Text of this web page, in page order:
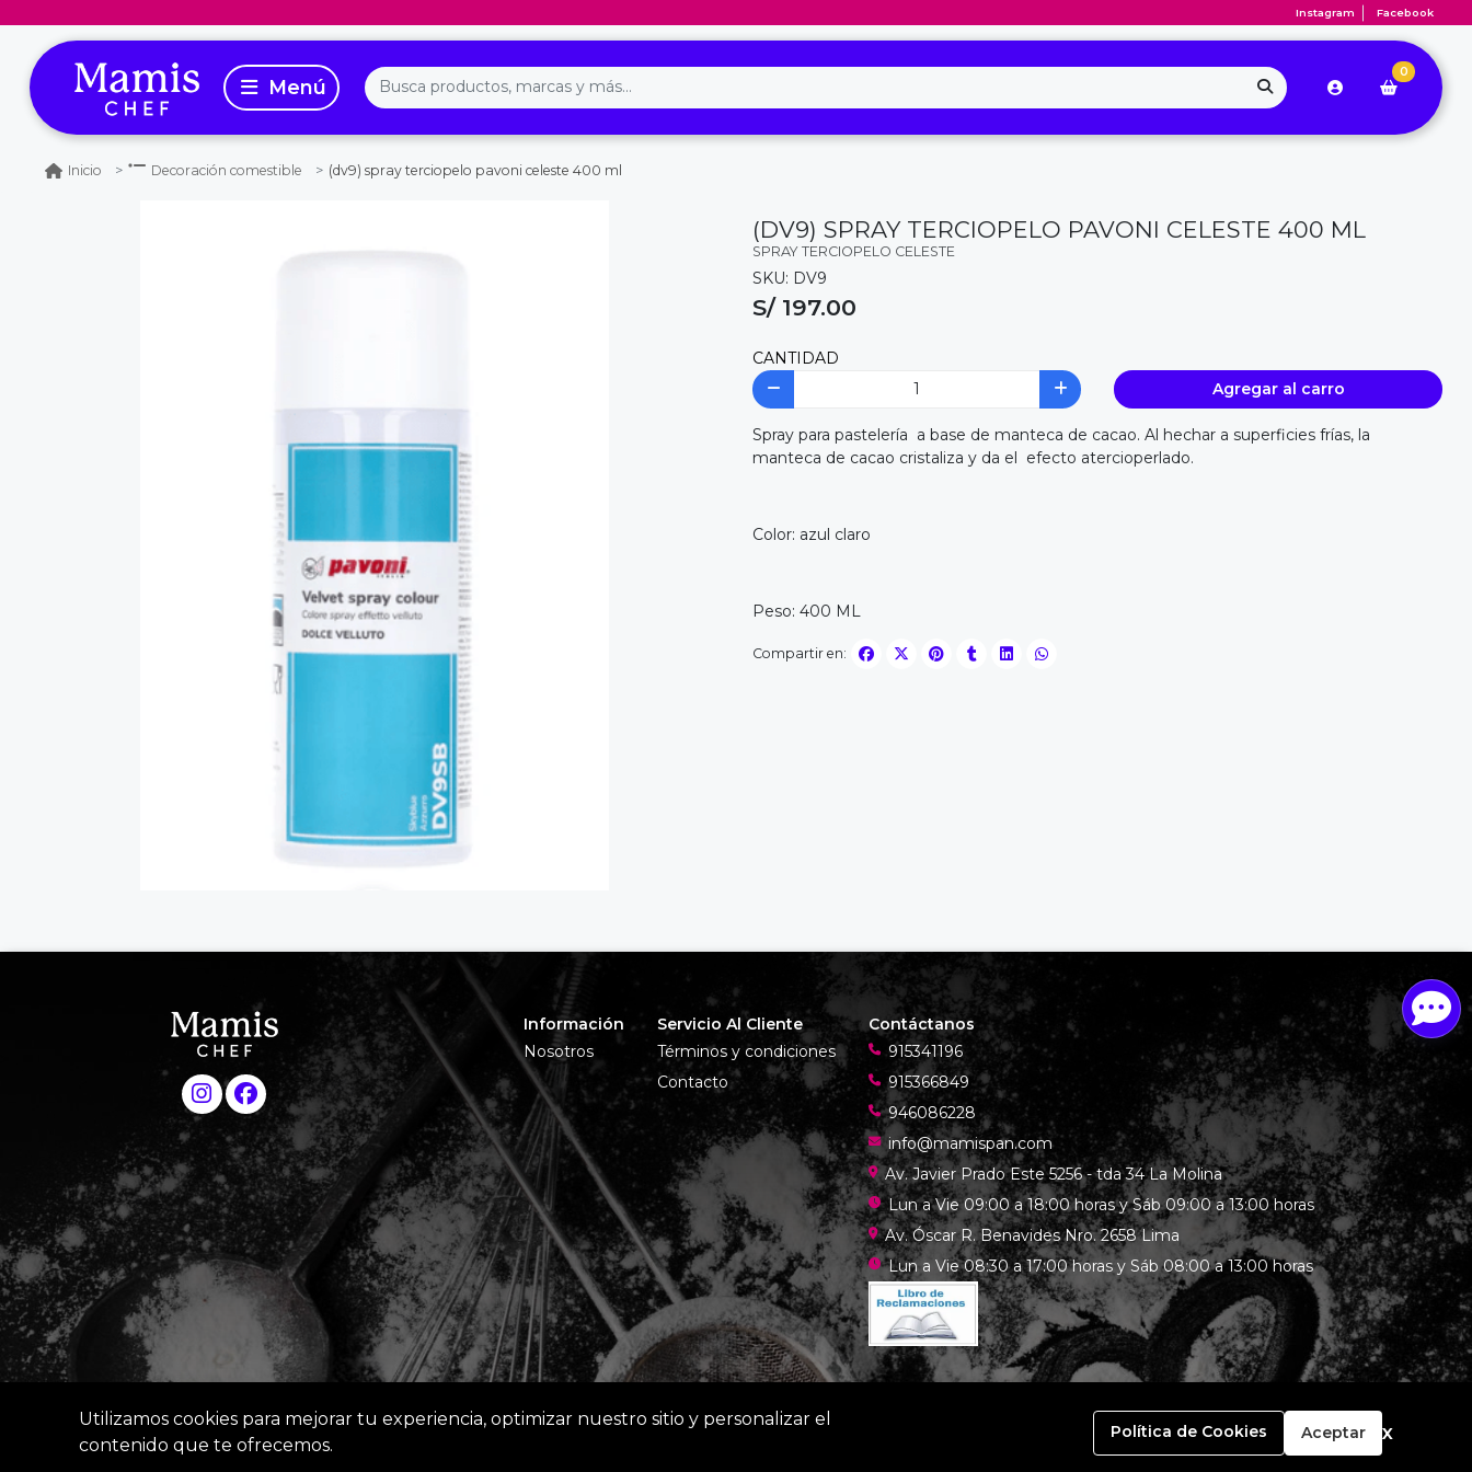
Instagram Facebook
0
Inicio Decoración comestible (dv9) spray terciopelo pavoni celeste 400 ml
(DV9) SPRAY TERCIOPELO PAVONI CELESTE 400 ML
SPRAY TERCIOPELO CELESTE
SKU: DV9
S/ 197.00
CANTIDAD
Agregar al carro
Spray para pastelería a base de manteca de cacao. Al hechar a superficies frías, la
manteca de cacao cristaliza y da el efecto atercioperlado.
Color: azul claro
Peso: 400 ML
Compartir en:
Información
Nosotros
Servicio Al Cliente
Términos y condiciones
Contacto
Contáctanos
915341196
915366849
946086228
info@mamispan.com
Av. Javier Prado Este 5256 - tda 34 La Molina
Lun a Vie 09:00 a 18:00 horas y Sáb 09:00 a 13:00 horas
Av. Óscar R. Benavides Nro. 2658 Lima
Lun a Vie 08:30 a 17:00 horas y Sáb 08:00 a 13:00 horas
Utilizamos cookies para mejorar tu experiencia, optimizar nuestro sitio y personalizar el
contenido que te ofrecemos.
Política de Cookies Aceptar x